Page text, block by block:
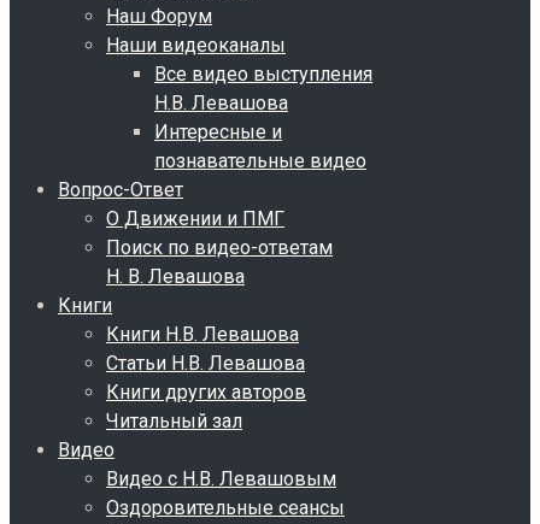
Наш Форум
Наши видеоканалы
Все видео выступления
Н.В. Левашова
Интересные и
познавательные видео
Вопрос-Ответ
О Движении и ПМГ
Поиск по видео-ответам
Н. В. Левашова
Книги
Книги Н.В. Левашова
Статьи Н.В. Левашова
Книги других авторов
Читальный зал
Видео
Видео с Н.В. Левашовым
Оздоровительные сеансы